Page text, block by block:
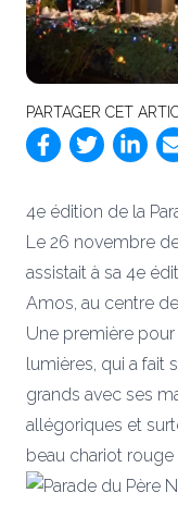
PARTAGER CET
4e édition de la
Le 26 novembre
assistait à sa 4e
Amos, au centre de
Une première pour
lumières, qui a fait
grands avec ses
allégoriques et
beau chariot rouge